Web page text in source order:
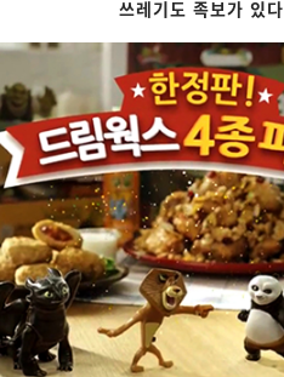
쓰레기도 족보가 있다